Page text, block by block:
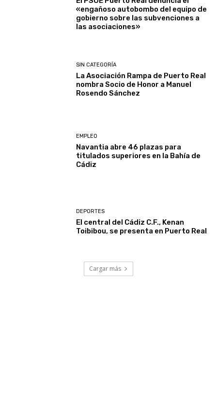
«engañoso autobombo del equipo de
gobierno sobre las subvenciones a
las asociaciones»
SIN CATEGORÍA
La Asociación Rampa de Puerto Real
nombra Socio de Honor a Manuel
Rosendo Sánchez
EMPLEO
Navantia abre 46 plazas para
titulados superiores en la Bahía de
Cádiz
DEPORTES
El central del Cádiz C.F., Kenan
Toibibou, se presenta en Puerto Real
Cargar más